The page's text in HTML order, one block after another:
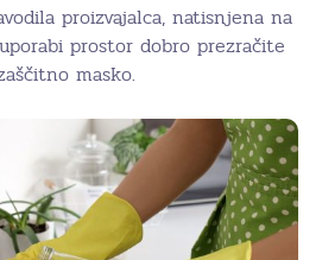
proizvajalca, natisnjena na
prostor dobro prezračite
masko.